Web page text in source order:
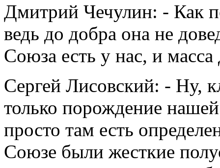
Дмитрий Чечулин: - Как
ведь до добра она не
Союза есть у нас, и масса
Сергей Лисовский: - Ну,
только порождение
просто там есть
Союзе были жесткие